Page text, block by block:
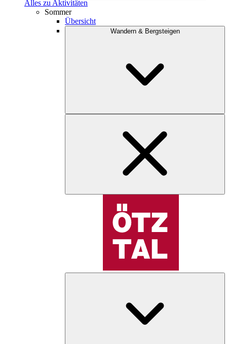
Alles zu Aktivitäten
Sommer
Übersicht
Wandern & Bergsteigen